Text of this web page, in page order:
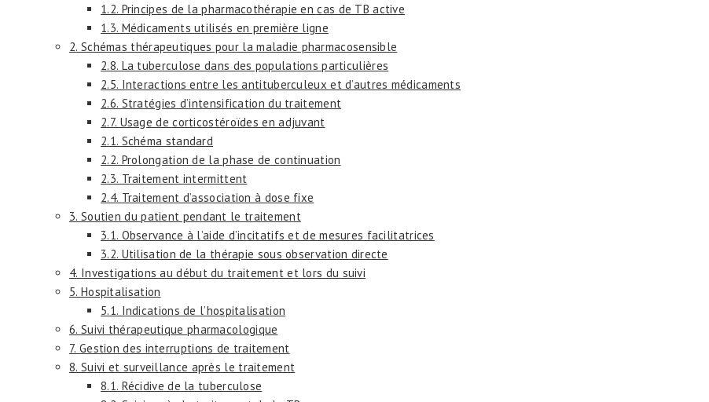
1.2. Principes de la pharmacothérapie en cas de TB active
1.3. Médicaments utilisés en première ligne
2. Schémas thérapeutiques pour la maladie pharmacosensible
2.8. La tuberculose dans des populations particulières
2.5. Interactions entre les antituberculeux et d’autres médicaments
2.6. Stratégies d’intensification du traitement
2.7. Usage de corticostéroïdes en adjuvant
2.1. Schéma standard
2.2. Prolongation de la phase de continuation
2.3. Traitement intermittent
2.4. Traitement d’association à dose fixe
3. Soutien du patient pendant le traitement
3.1. Observance à l’aide d’incitatifs et de mesures facilitatrices
3.2. Utilisation de la thérapie sous observation directe
4. Investigations au début du traitement et lors du suivi
5. Hospitalisation
5.1. Indications de l’hospitalisation
6. Suivi thérapeutique pharmacologique
7. Gestion des interruptions de traitement
8. Suivi et surveillance après le traitement
8.1. Récidive de la tuberculose